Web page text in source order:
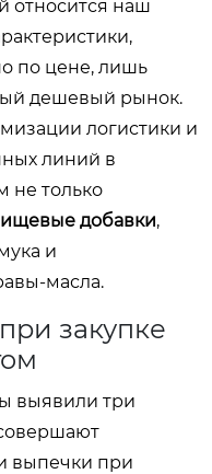
относится наш
по цене, лишь
дешевый рынок.
логистики и
линий в
не только
добавки,
и
масла.
закупке
выявили три
выпечки при